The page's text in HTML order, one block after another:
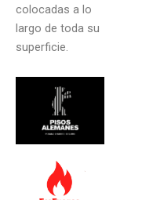
colocadas a lo
largo de toda su
superficie.